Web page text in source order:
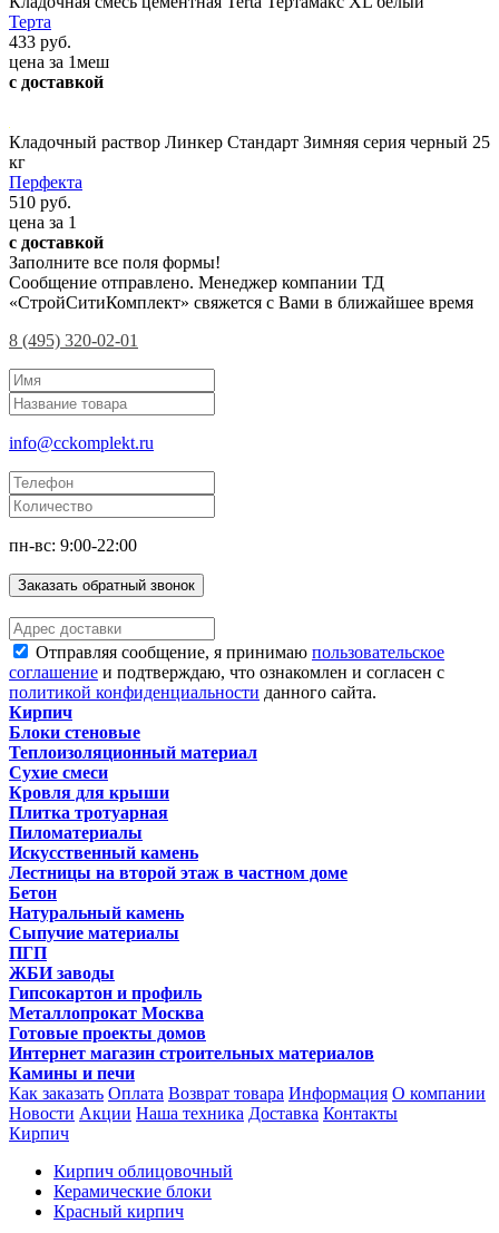
Терта
433 руб.
цена за 1меш
с доставкой
Кладочный раствор Линкер Стандарт Зимняя серия черный 25
кг
Перфекта
510 руб.
цена за 1
с доставкой
Заполните все поля формы!
Сообщение отправлено. Менеджер компании ТД
«СтройСитиКомплект» свяжется с Вами в ближайшее время
8 (495) 320-02-01
info@cckomplekt.ru
пн-вс: 9:00-22:00
Заказать обратный звонок
Отправляя сообщение, я принимаю пользовательское
соглашение и подтверждаю, что ознакомлен и согласен с
политикой конфиденциальности данного сайта.
Кирпич
Блоки стеновые
Теплоизоляционный материал
Сухие смеси
Кровля для крыши
Плитка тротуарная
Пиломатериалы
Искусственный камень
Лестницы на второй этаж в частном доме
Бетон
Натуральный камень
Сыпучие материалы
ПГП
ЖБИ заводы
Гипсокартон и профиль
Металлопрокат Москва
Готовые проекты домов
Интернет магазин строительных материалов
Камины и печи
Как заказать Оплата Возврат товара Информация О компании
Новости Акции Наша техника Доставка Контакты
Кирпич
Кирпич облицовочный
Керамические блоки
Красный кирпич